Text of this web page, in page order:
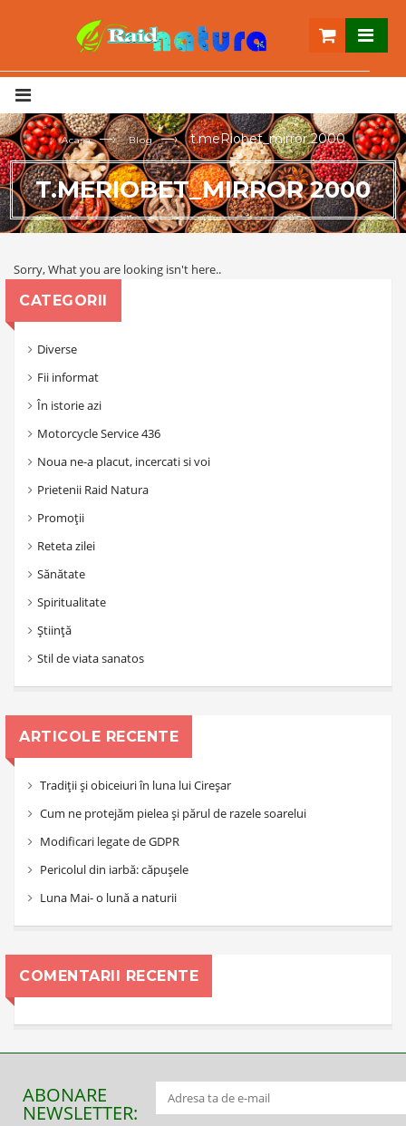
Acasa —› Blog —› t.meRiobet_mirror 2000
T.MERIOBET_MIRROR 2000
Sorry, What you are looking isn't here..
CATEGORII
Diverse
Fii informat
În istorie azi
Motorcycle Service 436
Noua ne-a placut, incercati si voi
Prietenii Raid Natura
Promoții
Reteta zilei
Sănătate
Spiritualitate
Știință
Stil de viata sanatos
ARTICOLE RECENTE
Tradiții și obiceiuri în luna lui Cireșar
Cum ne protejăm pielea și părul de razele soarelui
Modificari legate de GDPR
Pericolul din iarbă: căpușele
Luna Mai- o lună a naturii
COMENTARII RECENTE
ABONARE
NEWSLETTER: